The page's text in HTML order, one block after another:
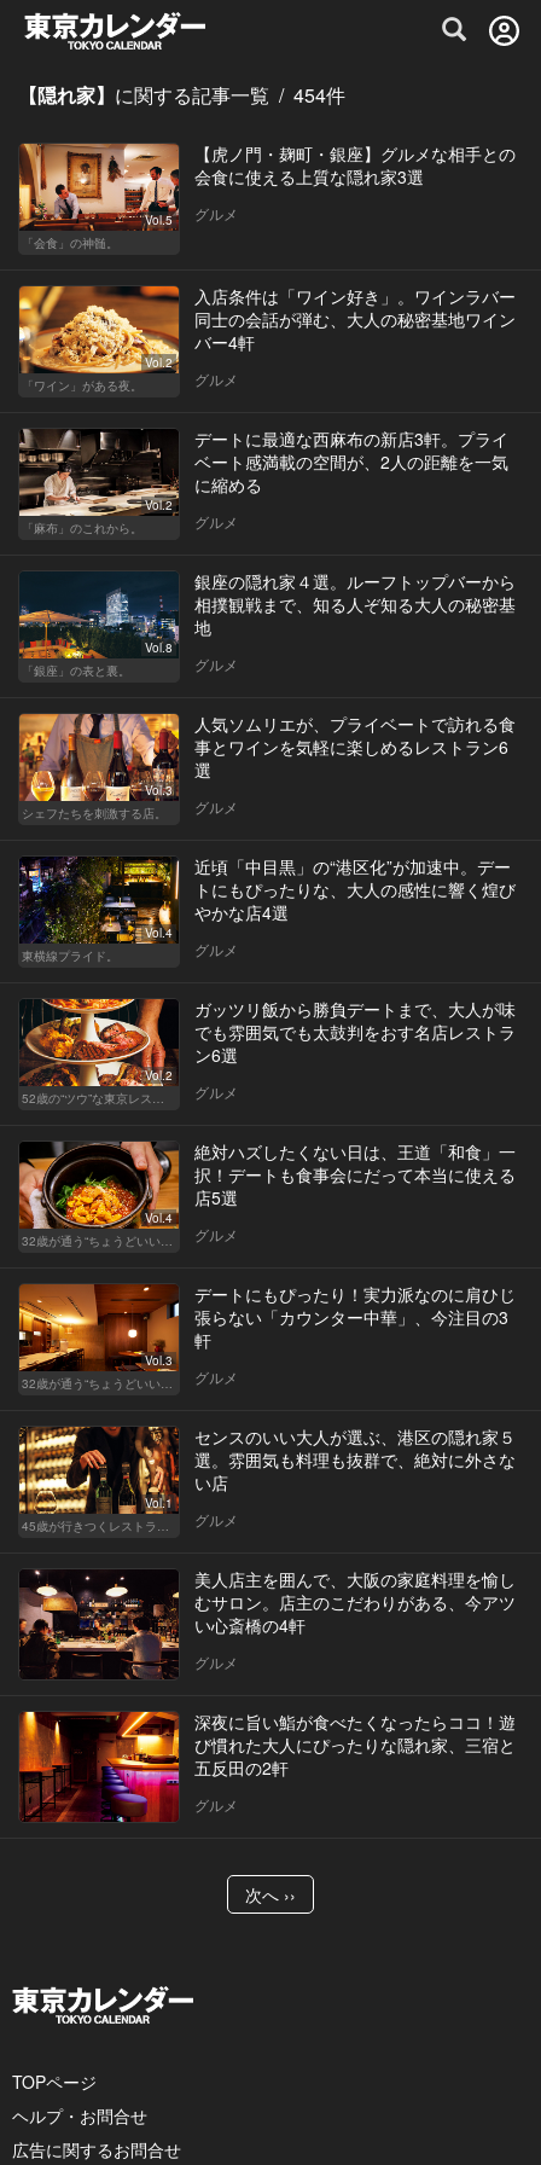
グルメ情報・プレミアムレストラン予約
【隠れ家】 に関する記事一覧 / 454件
Vol.5
「会食」の神髄。
【虎ノ門・麹町・銀座】グルメな相手との
会食に使える上質な隠れ家3選
グルメ
Vol.2
「ワイン」がある夜。
入店条件は「ワイン好き」。ワインラバー
同士の会話が弾む、大人の秘密基地ワイン
バー4軒
グルメ
Vol.2
「麻布」のこれから。
デートに最適な西麻布の新店3軒。プライ
ベート感満載の空間が、2人の距離を一気
に縮める
グルメ
Vol.8
「銀座」の表と裏。
銀座の隠れ家４選。ルーフトップバーから
相撲観戦まで、知る人ぞ知る大人の秘密基
地
グルメ
Vol.3
シェフたちを刺激する店。
人気ソムリエが、プライベートで訪れる食
事とワインを気軽に楽しめるレストラン6
選
グルメ
Vol.4
東横線プライド。
近頃「中目黒」の“港区化”が加速中。デー
トにもぴったりな、大人の感性に響く煌び
やかな店4選
グルメ
Vol.2
52歳の“ツウ”な東京レストラン
ガッツリ飯から勝負デートまで、大人が味
でも雰囲気でも太鼓判をおす名店レストラ
ン6選
グルメ
Vol.4
32歳が通う“ちょうどいい”価格の店
絶対ハズしたくない日は、王道「和食」一
択！デートも食事会にだって本当に使える
店5選
グルメ
Vol.3
32歳が通う“ちょうどいい”価格の店
デートにもぴったり！実力派なのに肩ひじ
張らない「カウンター中華」、今注目の3
軒
グルメ
Vol.1
45歳が行きつくレストラン＆バー
センスのいい大人が選ぶ、港区の隠れ家５
選。雰囲気も料理も抜群で、絶対に外さな
い店
グルメ
美人店主を囲んで、大阪の家庭料理を愉し
むサロン。店主のこだわりがある、今アツ
い心斎橋の4軒
グルメ
深夜に旨い鮨が食べたくなったらココ！遊
び慣れた大人にぴったりな隠れ家、三宿と
五反田の2軒
グルメ
次へ ››
TOPページ
ヘルプ・お問合せ
広告に関するお問合せ